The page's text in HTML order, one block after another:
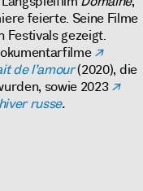
feierte. Seine Filme
gezeigt.
de l’amour(2020), die
sowie 2023
russe.